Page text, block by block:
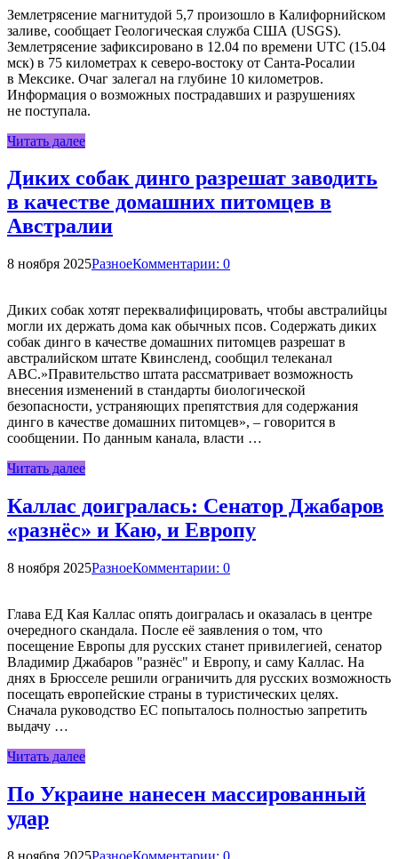
Землетрясение магнитудой 5,7 произошло в Калифорнийском
заливе, сообщает Геологическая служба США (USGS).
Землетрясение зафиксировано в 12.04 по времени UTC (15.04
мск) в 75 километрах к северо-востоку от Санта-Росалии
в Мексике. Очаг залегал на глубине 10 километров.
Информация о возможных пострадавших и разрушениях
не поступала.
Читать далее
Диких собак динго разрешат заводить
в качестве домашних питомцев в
Австралии
8 ноября 2025РазноеКомментарии: 0
Диких собак хотят переквалифицировать, чтобы австралийцы
могли их держать дома как обычных псов. Содержать диких
собак динго в качестве домашних питомцев разрешат в
австралийском штате Квинсленд, сообщил телеканал
ABC.»Правительство штата рассматривает возможность
внесения изменений в стандарты биологической
безопасности, устраняющих препятствия для содержания
динго в качестве домашних питомцев», – говорится в
сообщении. По данным канала, власти …
Читать далее
Каллас доигралась: Сенатор Джабаров
«разнёс» и Каю, и Европу
8 ноября 2025РазноеКомментарии: 0
Глава ЕД Кая Каллас опять доигралась и оказалась в центре
очередного скандала. После её заявления о том, что
посещение Европы для русских станет привилегией, сенатор
Владимир Джабаров "разнёс" и Европу, и саму Каллас. На
днях в Брюсселе решили ограничить для русских возможность
посещать европейские страны в туристических целях.
Сначала руководство ЕС попыталось полностью запретить
выдачу …
Читать далее
По Украине нанесен массированный
удар
8 ноября 2025РазноеКомментарии: 0